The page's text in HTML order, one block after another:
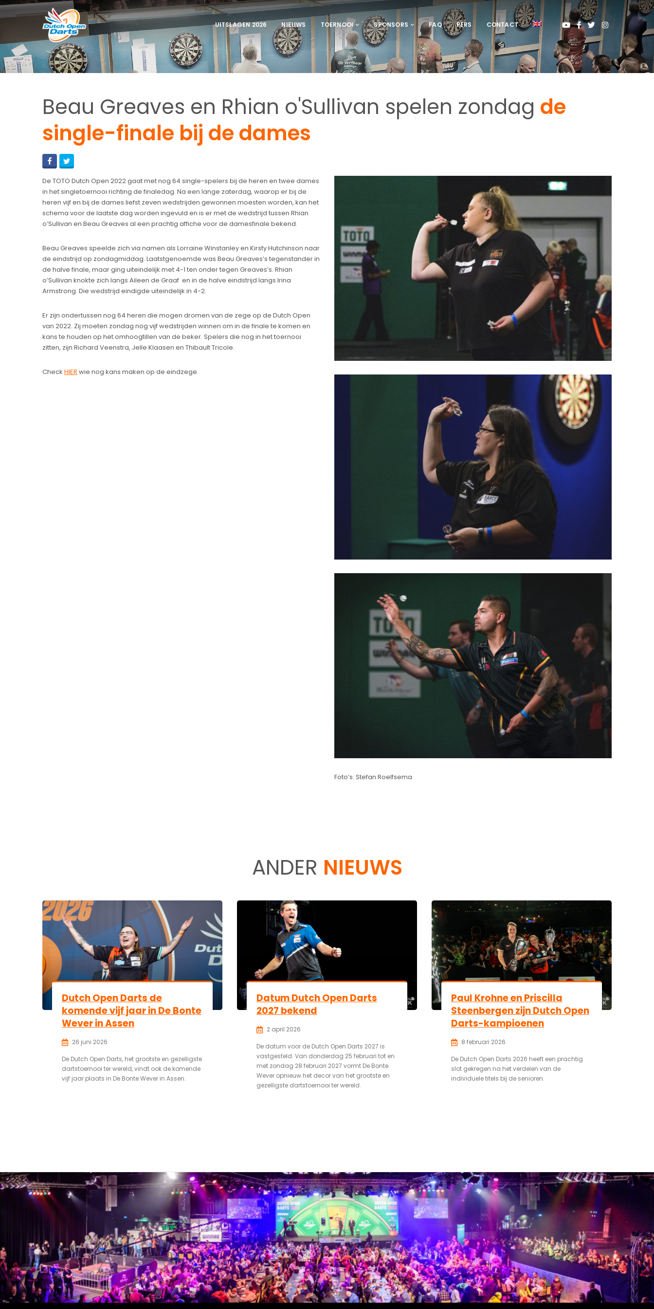
UITSLAGEN 2026 NIEUWS TOERNOOI SPONSORS FAQ PERS CONTACT
Beau Greaves en Rhian o'Sullivan spelen zondag de
single-finale bij de dames
De TOTO Dutch Open 2022 gaat met nog 64 single-spelers bij de heren en twee dames
in het singletoernooi richting de finaledag. Na een lange zaterdag, waarop er bij de
heren vijf en bij de dames liefst zeven wedstrijden gewonnen moesten worden, kan het
schema voor de laatste dag worden ingevuld en is er met de wedstrijd tussen Rhian
o’Sullivan en Beau Greaves al een prachtig affiche voor de damesfinale bekend.
Beau Greaves speelde zich via namen als Lorraine Winstanley en Kirsty Hutchinson naar
de eindstrijd op zondagmiddag. Laatstgenoemde was Beau Greaves’s tegenstander in
de halve finale, maar ging uiteindelijk met 4-1 ten onder tegen Greaves’s. Rhian
o’Sullivan knokte zich langs Aileen de Graaf en in de halve eindstrijd langs Irina
Armstrong. Die wedstrijd eindigde uiteindelijk in 4-2.
Er zijn ondertussen nog 64 heren die mogen dromen van de zege op de Dutch Open
van 2022. Zij moeten zondag nog vijf wedstrijden winnen om in de finale te komen en
kans te houden op het omhoogtillen van de beker. Spelers die nog in het toernooi
zitten, zijn Richard Veenstra, Jelle Klaasen en Thibault Tricole.
Check HIER wie nog kans maken op de eindzege.
Foto’s: Stefan Roelfsema
ANDER NIEUWS
Dutch Open Darts de
komende vijf jaar in De Bonte
Wever in Assen
26 juni 2026
De Dutch Open Darts, het grootste en gezelligste
dartstoernooi ter wereld, vindt ook de komende
vijf jaar plaats in De Bonte Wever in Assen.
Datum Dutch Open Darts
2027 bekend
2 april 2026
De datum voor de Dutch Open Darts 2027 is
vastgesteld. Van donderdag 25 februari tot en
met zondag 28 februari 2027 vormt De Bonte
Wever opnieuw het decor van het grootste en
gezelligste dartstoernooi ter wereld.
Paul Krohne en Priscilla
Steenbergen zijn Dutch Open
Darts-kampioenen
8 februari 2026
De Dutch Open Darts 2026 heeft een prachtig
slot gekregen na het verdelen van de
individuele titels bij de senioren.